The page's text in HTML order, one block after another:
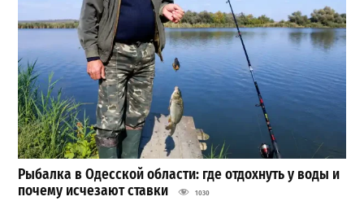
Рыбалка в Одесской области: где отдохнуть у воды и
почему исчезают ставки
1030